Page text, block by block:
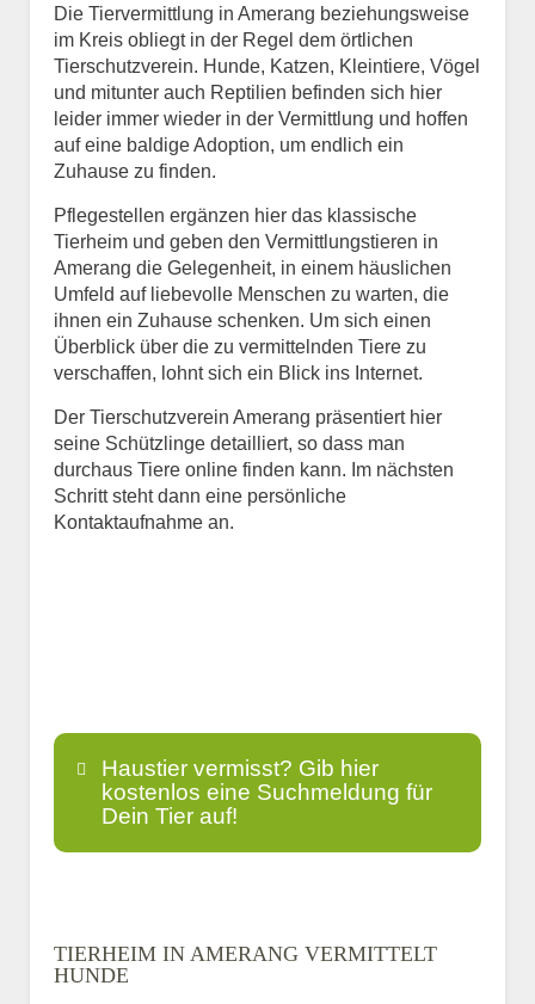
Die Tiervermittlung in Amerang beziehungsweise
im Kreis obliegt in der Regel dem örtlichen
Tierschutzverein. Hunde, Katzen, Kleintiere, Vögel
und mitunter auch Reptilien befinden sich hier
leider immer wieder in der Vermittlung und hoffen
auf eine baldige Adoption, um endlich ein
Zuhause zu finden.
Pflegestellen ergänzen hier das klassische
Tierheim und geben den Vermittlungstieren in
Amerang die Gelegenheit, in einem häuslichen
Umfeld auf liebevolle Menschen zu warten, die
ihnen ein Zuhause schenken. Um sich einen
Überblick über die zu vermittelnden Tiere zu
verschaffen, lohnt sich ein Blick ins Internet.
Der Tierschutzverein Amerang präsentiert hier
seine Schützlinge detailliert, so dass man
durchaus Tiere online finden kann. Im nächsten
Schritt steht dann eine persönliche
Kontaktaufnahme an.
Haustier vermisst? Gib hier
kostenlos eine Suchmeldung für
Dein Tier auf!
TIERHEIM IN AMERANG VERMITTELT
HUNDE